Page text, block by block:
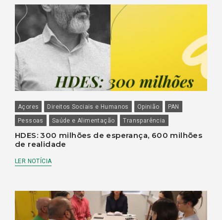
Açores Direitos Sociais e Humanos Opinião
PAN
Pessoas
Saúde e Alimentação Transparência
HDES: 300 milhões de esperança, 600 milhões
de realidade
LER NOTÍCIA